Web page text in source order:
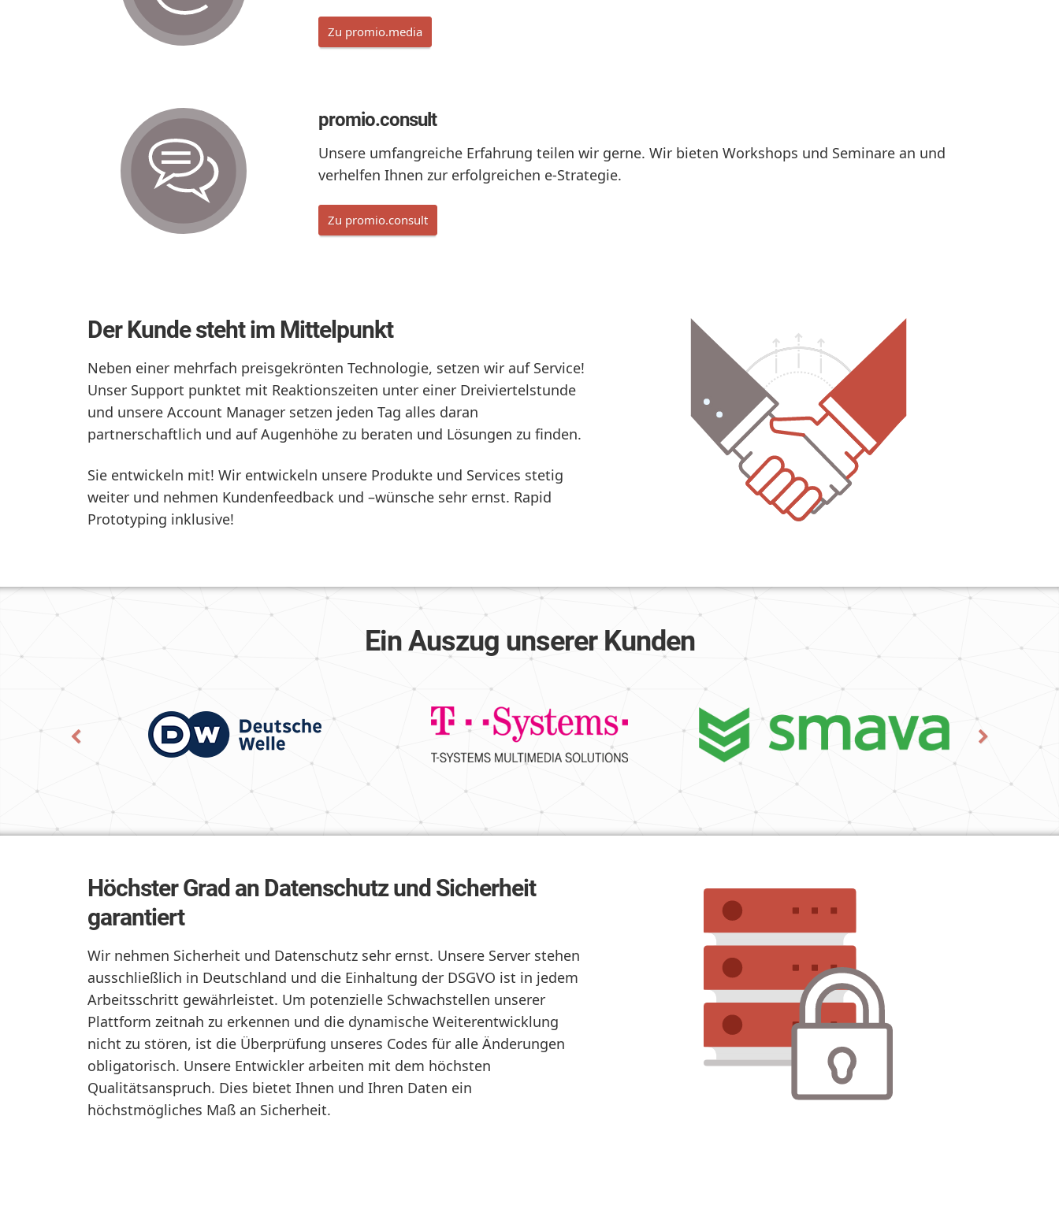
Zu promio.media
promio.consult
Unsere umfangreiche Erfahrung teilen wir gerne. Wir bieten Workshops und Seminare an und
verhelfen Ihnen zur erfolgreichen e-Strategie.
Zu promio.consult
Der Kunde steht im Mittelpunkt
Neben einer mehrfach preisgekrönten Technologie, setzen wir auf Service!
Unser Support punktet mit Reaktionszeiten unter einer Dreiviertelstunde
und unsere Account Manager setzen jeden Tag alles daran
partnerschaftlich und auf Augenhöhe zu beraten und Lösungen zu finden.
Sie entwickeln mit! Wir entwickeln unsere Produkte und Services stetig
weiter und nehmen Kundenfeedback und –wünsche sehr ernst. Rapid
Prototyping inklusive!
Ein Auszug unserer Kunden
Höchster Grad an Datenschutz und Sicherheit
garantiert
Wir nehmen Sicherheit und Datenschutz sehr ernst. Unsere Server stehen
ausschließlich in Deutschland und die Einhaltung der DSGVO ist in jedem
Arbeitsschritt gewährleistet. Um potenzielle Schwachstellen unserer
Plattform zeitnah zu erkennen und die dynamische Weiterentwicklung
nicht zu stören, ist die Überprüfung unseres Codes für alle Änderungen
obligatorisch. Unsere Entwickler arbeiten mit dem höchsten
Qualitätsanspruch. Dies bietet Ihnen und Ihren Daten ein
höchstmögliches Maß an Sicherheit.